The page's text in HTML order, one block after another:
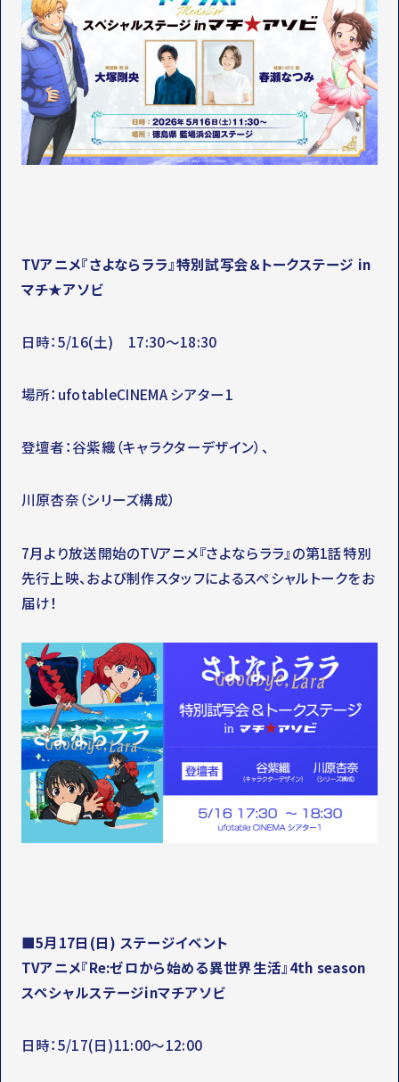
TVアニメ『さよならララ』特別試写会＆トークステージ in
マチ★アソビ
日時：5/16(土) 17:30～18:30
場所：ufotableCINEMA シアター1
登壇者：谷紫織（キャラクターデザイン）、
川原杏奈（シリーズ構成）
7月より放送開始のTVアニメ『さよならララ』の第1話特別
先行上映、および制作スタッフによるスペシャルトークをお
届け！
■5月17日(日) ステージイベント
TVアニメ『Re:ゼロから始める異世界生活』4th season
スペシャルステージinマチアソビ
日時：5/17(日)11:00～12:00